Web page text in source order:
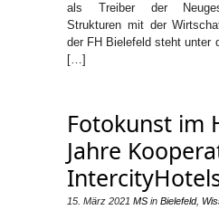
als Treiber der
Strukturen mit der
der FH Bielefeld steht unter
[…]
Fotokunst im
Jahre
15. März 2021 MS in Bielefeld,